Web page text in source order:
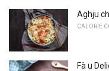
Aghju
CALORIE
Fà u